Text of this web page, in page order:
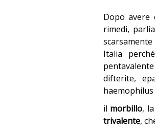
Dopo avere
rimedi,
Italia
difterite,
haemophilus
il morbillo, la
trivalente,